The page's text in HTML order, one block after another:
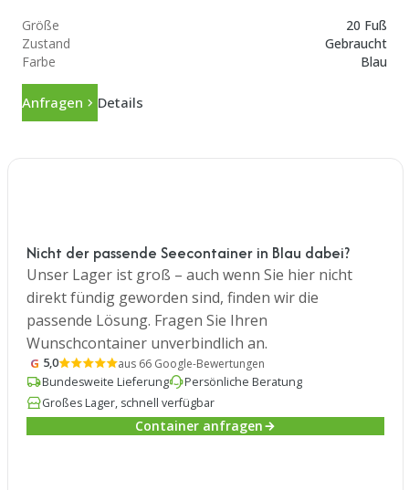
Größe
20 Fuß
Zustand
Gebraucht
Farbe
Blau
Anfragen Details
Nicht der passende Seecontainer in Blau dabei?
Unser Lager ist groß – auch wenn Sie hier nicht
direkt fündig geworden sind, finden wir die
passende Lösung. Fragen Sie Ihren
Wunschcontainer unverbindlich an.
G 5,0
aus 66 Google-Bewertungen
Bundesweite Lieferung
Persönliche Beratung
Großes Lager, schnell verfügbar
Container anfragen